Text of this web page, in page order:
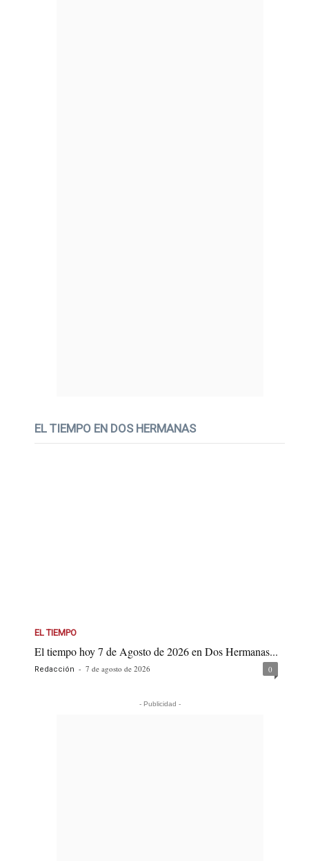
EL TIEMPO EN DOS HERMANAS
EL TIEMPO
El tiempo hoy 7 de Agosto de 2026 en Dos Hermanas...
Redacción - 7 de agosto de 2026 0
- Publicidad -